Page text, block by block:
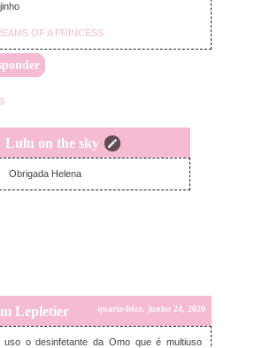
OF A PRINCESS
Lulu on the sky
quarta-feira, junho 24, 2020
Obrigada Helena
Lepletier quarta-feira, junho 24, 2020
uso o desinfetante da Omo que é multiuso